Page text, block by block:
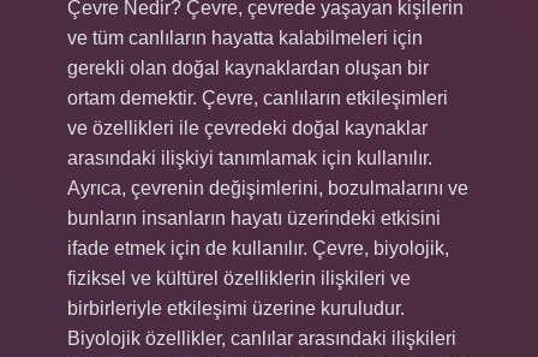
Çevre Nedir? Çevre, çevrede yaşayan kişilerin
ve tüm canlıların hayatta kalabilmeleri için
gerekli olan doğal kaynaklardan oluşan bir
ortam demektir. Çevre, canlıların etkileşimleri
ve özellikleri ile çevredeki doğal kaynaklar
arasındaki ilişkiyi tanımlamak için kullanılır.
Ayrıca, çevrenin değişimlerini, bozulmalarını ve
bunların insanların hayatı üzerindeki etkisini
ifade etmek için de kullanılır. Çevre, biyolojik,
fiziksel ve kültürel özelliklerin ilişkileri ve
birbirleriyle etkileşimi üzerine kuruludur.
Biyolojik özellikler, canlılar arasındaki ilişkileri